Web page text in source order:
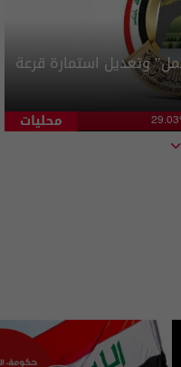
وتعديل استمارة قرعة
محليات